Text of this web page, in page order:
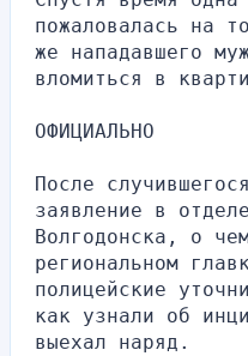
пожаловалась на
же нападавшего
вломиться в
ОФИЦИАЛЬНО
После
заявление в
Волгодонска, о
региональном
полицейские
как узнали об
выехал наряд.